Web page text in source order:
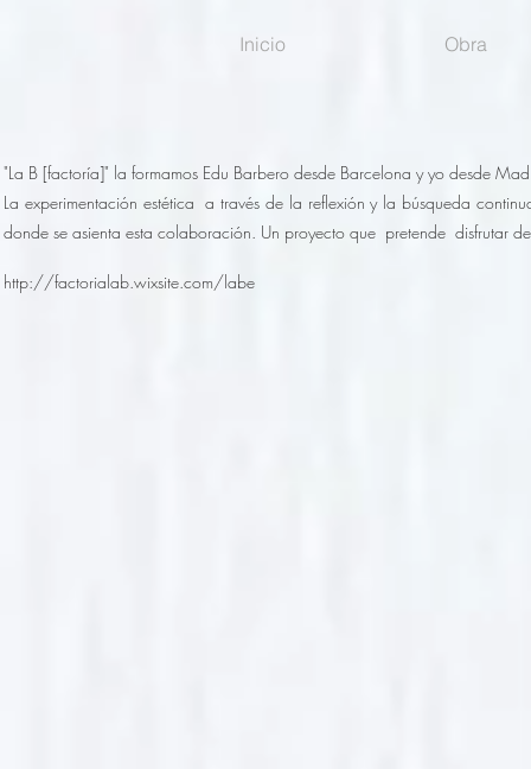
Inicio Obra
"La B [factoría]" la formamos Edu Barbero desde Barcelona y yo desde
La experimentación estética a través de la reflexión y la búsqueda
donde se asienta esta colaboración. Un proyecto que pretende disfrutar
http://factorialab.wixsite.com/labe